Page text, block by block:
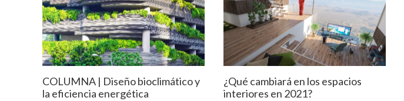
COLUMNA | Diseño bioclimático y
la eficiencia energética
¿Qué cambiará en los espacios
interiores en 2021?